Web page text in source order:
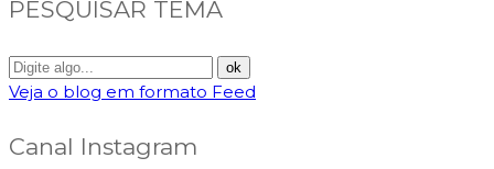
PESQUISAR TEMA
Veja o blog em formato Feed
Canal Instagram